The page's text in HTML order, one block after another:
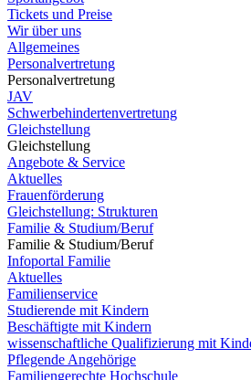
Tickets und Preise
Wir über uns
Allgemeines
Personalvertretung
Personalvertretung
JAV
Schwerbehindertenvertretung
Gleichstellung
Gleichstellung
Angebote & Service
Aktuelles
Frauenförderung
Gleichstellung: Strukturen
Familie & Studium/Beruf
Familie & Studium/Beruf
Infoportal Familie
Aktuelles
Familienservice
Studierende mit Kindern
Beschäftigte mit Kindern
wissenschaftliche Qualifizierung mit
Pflegende Angehörige
Familiengerechte Hochschule